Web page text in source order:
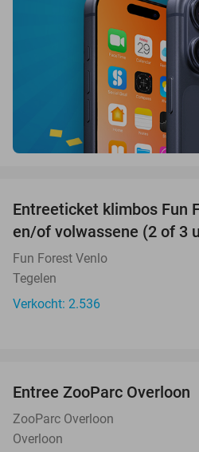
Entreeticket klimbos Fun
en/of volwassene (2 of 3
Fun Forest Venlo
Tegelen
Verkocht: 2.536
Entree ZooParc Overloon
ZooParc Overloon
Overloon